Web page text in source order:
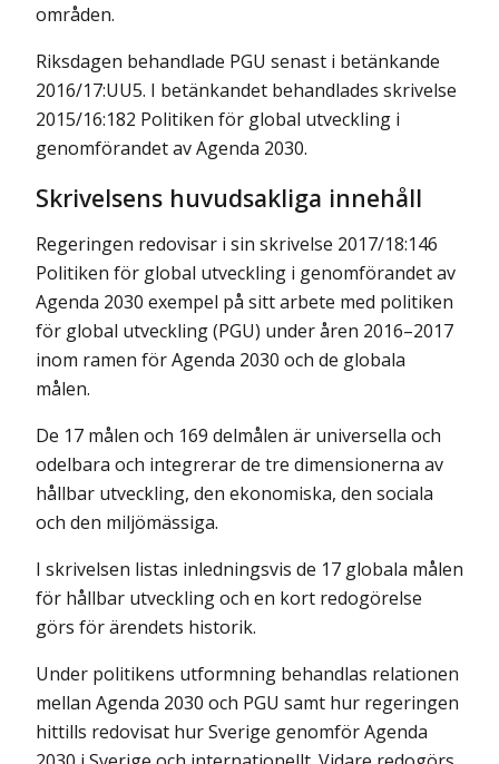
områden.
Riksdagen behandlade PGU senast i betänkande
2016/17:UU5. I betänkandet behandlades skrivelse
2015/16:182 Politiken för global utveckling i
genomförandet av Agenda 2030.
Skrivelsens huvudsakliga innehåll
Regeringen redovisar i sin skrivelse 2017/18:146
Politiken för global utveckling i genomförandet av
Agenda 2030 exempel på sitt arbete med politiken
för global utveckling (PGU) under åren 2016–2017
inom ramen för Agenda 2030 och de globala
målen.
De 17 målen och 169 delmålen är universella och
odelbara och integrerar de tre dimensionerna av
hållbar utveckling, den ekonomiska, den sociala
och den miljömässiga.
I skrivelsen listas inledningsvis de 17 globala målen
för hållbar utveckling och en kort redogörelse
görs för ärendets historik.
Under politikens utformning behandlas relationen
mellan Agenda 2030 och PGU samt hur regeringen
hittills redovisat hur Sverige genomför Agenda